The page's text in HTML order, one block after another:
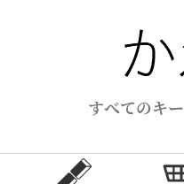
すべてのキ